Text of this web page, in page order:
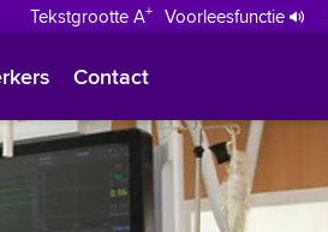
Tekstgrootte A+ Voorleesfunctie
Polski
Türkçe
Arabisch
Contact